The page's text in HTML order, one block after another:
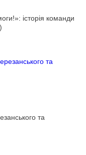
історія команди
та